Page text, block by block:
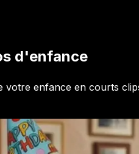
d'enfance
votre enfance en courts